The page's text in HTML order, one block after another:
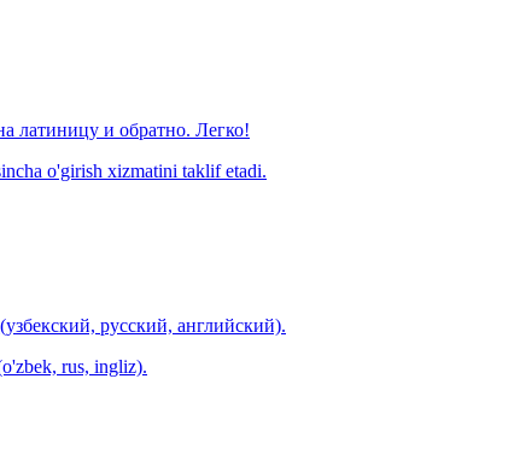
латиницу и обратно. Легко!
o'girish xizmatini taklif etadi.
русский, английский).
rus, ingliz).